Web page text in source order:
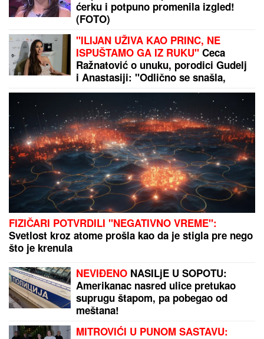
EVROLIGA ZA OVO NIJE SPREMNA:
Bivši vlasnici Lejkersa kupuju Asvel
"Kriminalci plaču kad me vide!"
Mnogi ne znaju čime se nekadašnji
voditelj Lude kuće bavi daleko od
Srbije